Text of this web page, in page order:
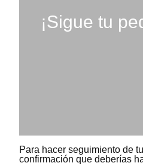
¡Sigue tu
Para hacer seguimiento de
confirmación que deberías